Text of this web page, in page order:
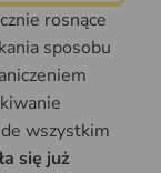
rosnące
sposobu
wszystkim
się już